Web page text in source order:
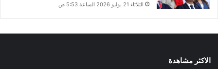
الثلاثاء 21 يوليو 2026 الساعة 5:53 ص
الاكثر مشاهدة